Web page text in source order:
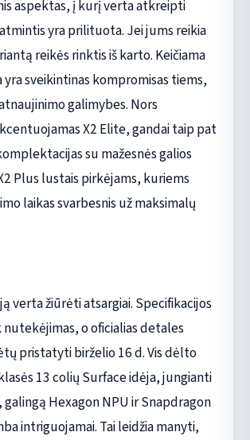
aspektas, į kurį verta atkreipti
yra prilituota. Jei jums reikia
reikės rinktis iš karto. Keičiama
yra sveikintinas kompromisas tiems,
galimybes. Nors
X2 Elite, gandai taip pat
su mažesnės galios
Plus lustais pirkėjams, kuriems
laikas svarbesnis už maksimalų
verta žiūrėti atsargiai. Specifikacijos
nutekėjimas, o oficialias detales
pristatyti birželio 16 d. Vis dėlto
13 colių Surface idėja, jungianti
galingą Hexagon NPU ir Snapdragon
intriguojamai. Tai leidžia manyti,